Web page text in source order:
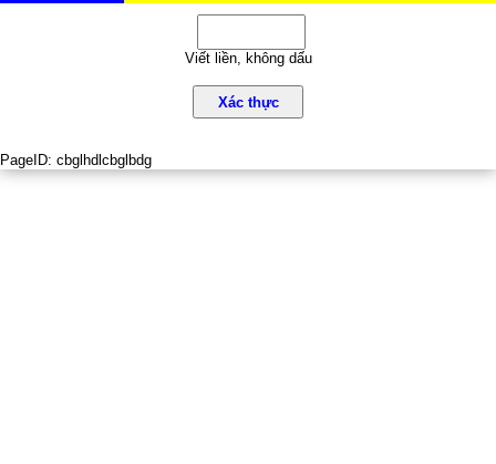
Viết liền, không dấu
Xác thực
PageID: cbglhdlcbglbdg